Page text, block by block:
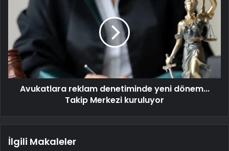
Avukatlara reklam denetiminde yeni dönem...
Takip Merkezi kuruluyor
İlgili Makaleler